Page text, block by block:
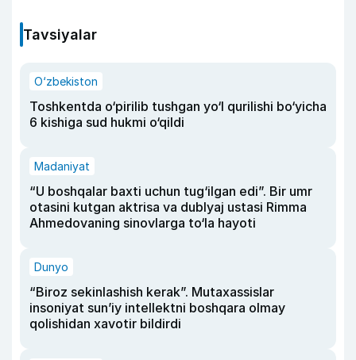
Tavsiyalar
O‘zbekiston
Toshkentda o‘pirilib tushgan yo‘l qurilishi bo‘yicha
6 kishiga sud hukmi o‘qildi
Madaniyat
“U boshqalar baxti uchun tug‘ilgan edi”. Bir umr
otasini kutgan aktrisa va dublyaj ustasi Rimma
Ahmedovaning sinovlarga to‘la hayoti
Dunyo
“Biroz sekinlashish kerak”. Mutaxassislar
insoniyat sun’iy intellektni boshqara olmay
qolishidan xavotir bildirdi